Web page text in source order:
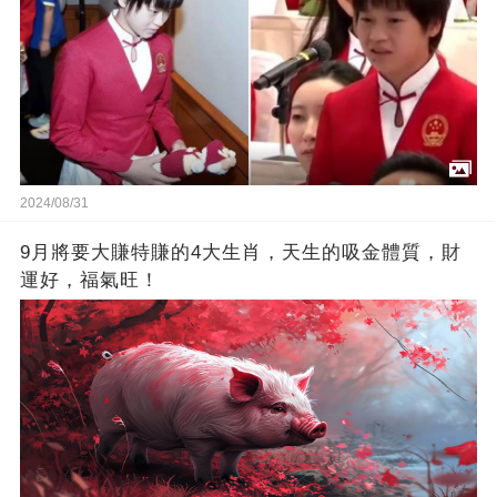
2024/08/31
9月將要大賺特賺的4大生肖，天生的吸金體質，財
運好，福氣旺！